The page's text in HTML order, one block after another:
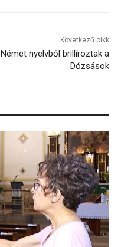
Következő cikk
Német nyelvből brillíroztak a
Dózsások